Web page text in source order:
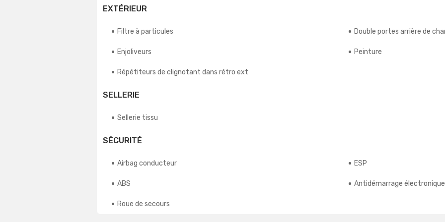
EXTÉRIEUR
Filtre à particules Double portes arrière de
Enjoliveurs Peinture
Répétiteurs de clignotant dans rétro ext
SELLERIE
Sellerie tissu
SÉCURITÉ
Airbag conducteur ESP
ABS Antidémarrage électronique
Roue de secours